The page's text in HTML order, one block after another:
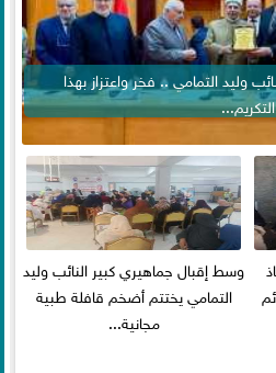
وليد التمامي .. فخر واعتزاز بهذا
التكريم...
وسط إقبال جماهيري كبير النائب وليد
التمامي يختتم أضخم قافلة طبية
مجانية...